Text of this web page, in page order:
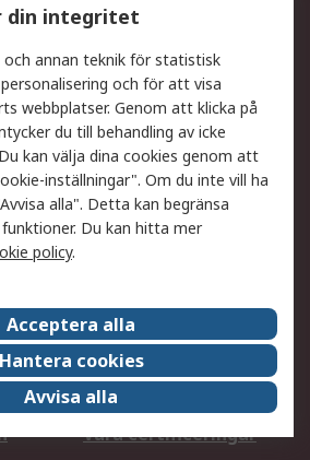
Teknisk Support
Exportlösningar
Retur av varor
Spåra din order
Fördelar med RS-konto
Försäljningsvillkor
Press Centre
ESG
Våra certificeringar
din integritet
och annan teknik för statistisk
och för att visa
webbplatser. Genom att klicka på
du till behandling av icke
kan välja dina cookies genom att
inställningar". Om du inte vill ha
alla". Detta kan begränsa
Du kan hitta mer
policy.
Acceptera alla
Hantera cookies
Avvisa alla